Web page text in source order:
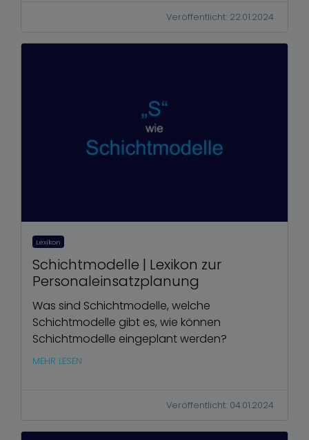
Veröffentlicht: 22.01.2024
Lexikon
Schichtmodelle | Lexikon zur
Personaleinsatzplanung
Was sind Schichtmodelle, welche
Schichtmodelle gibt es, wie können
Schichtmodelle eingeplant werden?
MEHR LESEN
Veröffentlicht: 04.01.2024